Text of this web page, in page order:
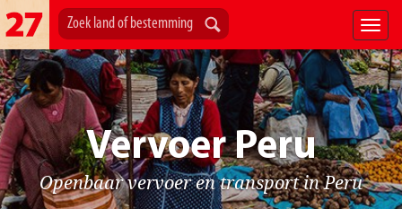
Vervoer Peru
Openbaar vervoer en transport in Peru